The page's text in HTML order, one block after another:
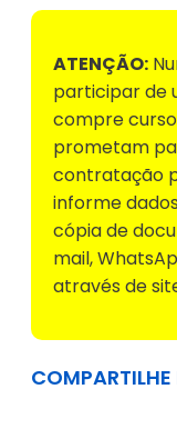
ATENÇÃO:
participar de
compre
prometam
contratação
informe
cópia de
mail,
através de